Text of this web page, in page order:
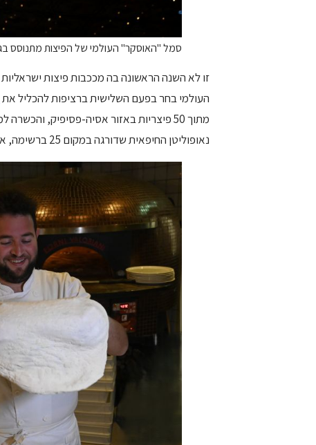
סמל "האוסקר" העולמי של הפיצות מתנוסס
זו לא השנה הראשונה בה מככבות פיצות
העולמי בחר בפעם השלישית ברציפות להכליל את
מתוך 50 פיצריות באזור אסיה-פסיפיק,
נאופוליטן החיפאית שדורגה במקום 25 ברשימה, אינה כשרה.